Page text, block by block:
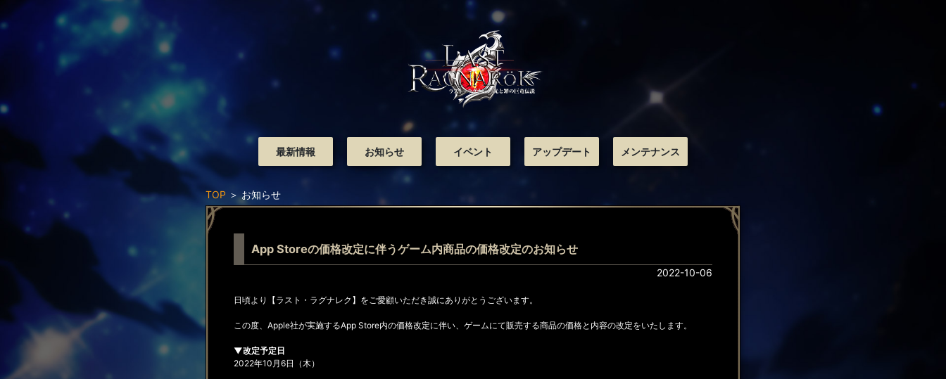
最新情報 お知らせ イベント アップデート メンテナンス
TOP ＞ お知らせ
App Storeの価格改定に伴うゲーム内商品の価格改定のお知らせ
2022-10-06
日頃より【ラスト・ラグナレク】をご愛顧いただき誠にありがとうございます。
この度、Apple社が実施するApp Store内の価格改定に伴い、ゲームにて販売する商品の価格と内容の改定をいたします。
▼改定予定日
2022年10月6日（木）